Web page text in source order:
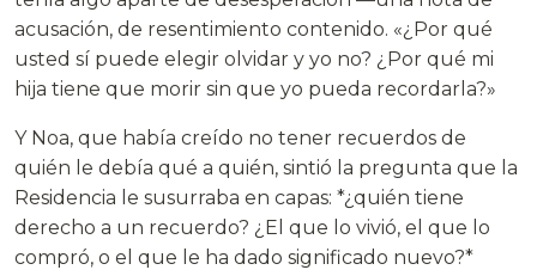
acusación, de resentimiento contenido. «¿Por qué
usted sí puede elegir olvidar y yo no? ¿Por qué mi
hija tiene que morir sin que yo pueda recordarla?»
Y Noa, que había creído no tener recuerdos de
quién le debía qué a quién, sintió la pregunta que la
Residencia le susurraba en capas: *¿quién tiene
derecho a un recuerdo? ¿El que lo vivió, el que lo
compró, o el que le ha dado significado nuevo?*